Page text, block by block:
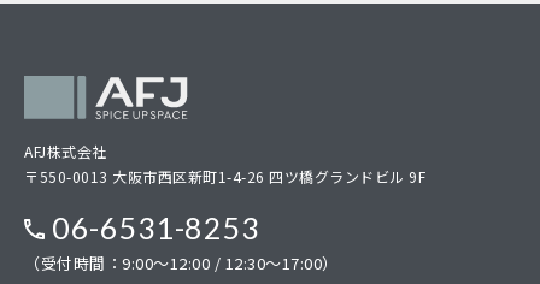
AFJ株式会社
〒550-0013 大阪市西区新町1-4-26 四ツ橋グランドビル 9F
06-6531-8253
（受付時間：9:00～12:00 / 12:30～17:00）